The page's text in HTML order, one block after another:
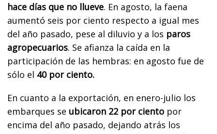
hace días que no llueve. En agosto, la faena
aumentó seis por ciento respecto a igual mes
del año pasado, pese al diluvio y a los paros
agropecuarios. Se afianza la caída en la
participación de las hembras: en agosto fue de
sólo el 40 por ciento.
En cuanto a la exportación, en enero-julio los
embarques se ubicaron 22 por ciento por
encima del año pasado, dejando atrás los